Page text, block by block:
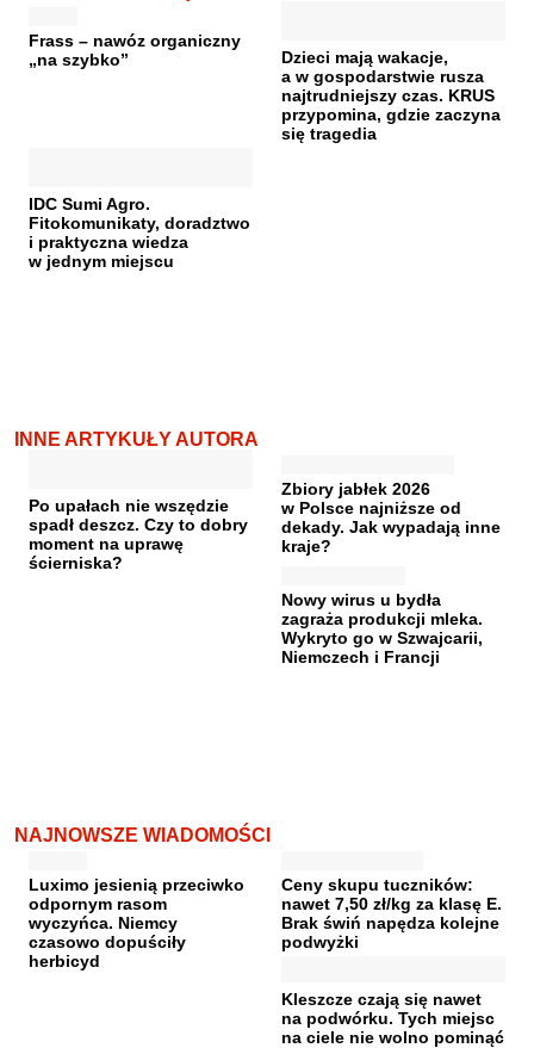
Frass – nawóz organiczny
„na szybko”
Dzieci mają wakacje,
a w gospodarstwie rusza
najtrudniejszy czas. KRUS
przypomina, gdzie zaczyna
się tragedia
IDC Sumi Agro.
Fitokomunikaty, doradztwo
i praktyczna wiedza
w jednym miejscu
INNE ARTYKUŁY AUTORA
Po upałach nie wszędzie
spadł deszcz. Czy to dobry
moment na uprawę
ścierniska?
Zbiory jabłek 2026
w Polsce najniższe od
dekady. Jak wypadają inne
kraje?
Nowy wirus u bydła
zagraża produkcji mleka.
Wykryto go w Szwajcarii,
Niemczech i Francji
NAJNOWSZE WIADOMOŚCI
Luximo jesienią przeciwko
odpornym rasom
wyczyńca. Niemcy
czasowo dopuściły
herbicyd
Ceny skupu tuczników:
nawet 7,50 zł/kg za klasę E.
Brak świń napędza kolejne
podwyżki
Kleszcze czają się nawet
na podwórku. Tych miejsc
na ciele nie wolno pominąć